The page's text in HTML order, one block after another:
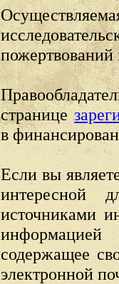
пожертвований
странице
в
Если вы
интересной
источниками
содержащее
электронной